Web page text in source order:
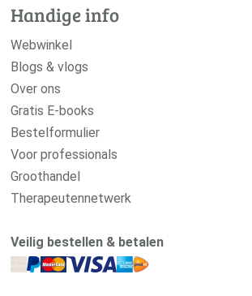
Handige info
Webwinkel
Blogs & vlogs
Over ons
Gratis E-books
Bestelformulier
Voor professionals
Groothandel
Therapeutennetwerk
Veilig bestellen & betalen